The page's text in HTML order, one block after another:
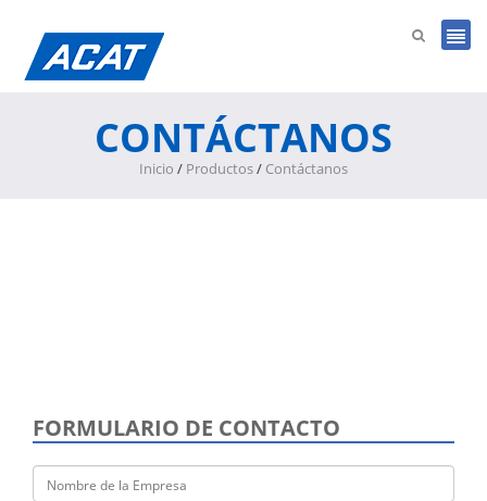
CONTÁCTANOS
Inicio / Productos/ Contáctanos
FORMULARIO DE CONTACTO